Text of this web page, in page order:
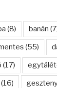
(8) banán
(55)
(17)
(16)